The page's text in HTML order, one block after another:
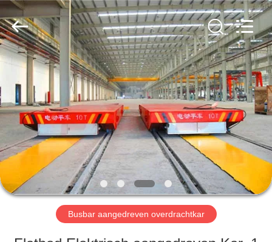
HUIS
PRODUCTEN
ONGEVEER
ONS
FABRIEKSREIS
KWALITEITSCONTROLE
Hundred
Percent
Electrical
and
Mechanical
Co.,Ltd.
All
Rights
Busbar aangedreven overdrachtkar